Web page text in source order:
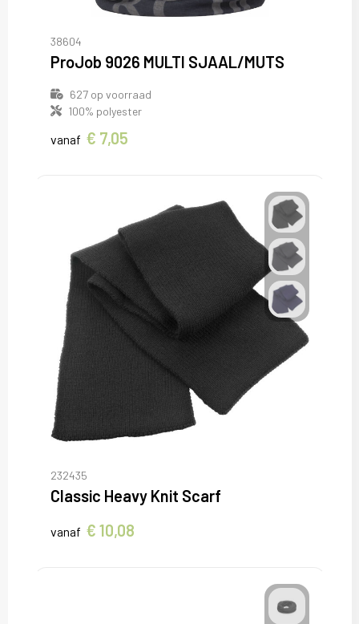
38604
ProJob 9026 MULTI SJAAL/MUTS
627op voorraad
100% polyester
vanaf € 7,05
232435
Classic Heavy Knit Scarf
vanaf € 10,08